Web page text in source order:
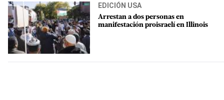
EDICIÓN USA
Arrestan a dos personas en
manifestación proisraelí en Illinois